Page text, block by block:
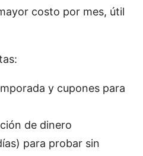
costo por mes, útil
y cupones para
de dinero
para probar sin